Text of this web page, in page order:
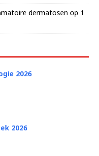
dermatosen op 1
2026
2026